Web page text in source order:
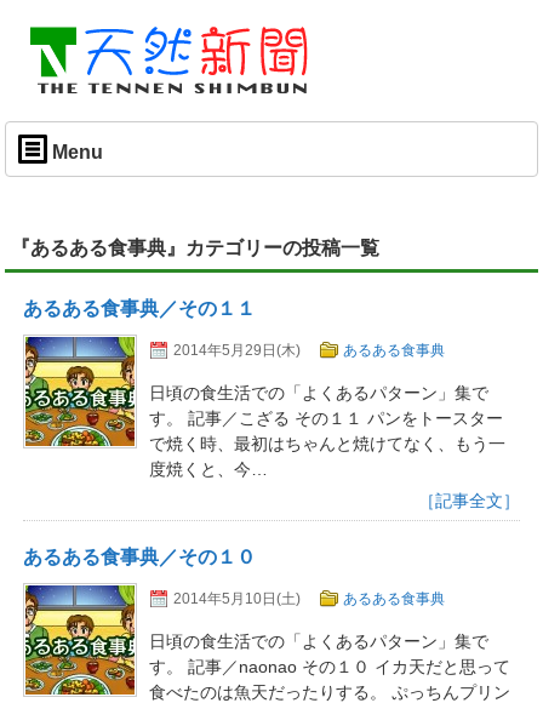
Menu
『あるある食事典』カテゴリーの投稿一覧
あるある食事典／その１１
2014年5月29日(木) あるある食事典
日頃の食生活での「よくあるパターン」集で
す。 記事／こざる その１１ パンをトースター
で焼く時、最初はちゃんと焼けてなく、もう一
度焼くと、今…
［記事全文］
あるある食事典／その１０
2014年5月10日(土) あるある食事典
日頃の食生活での「よくあるパターン」集で
す。 記事／naonao その１０ イカ天だと思って
食べたのは魚天だったりする。 ぷっちんプリン